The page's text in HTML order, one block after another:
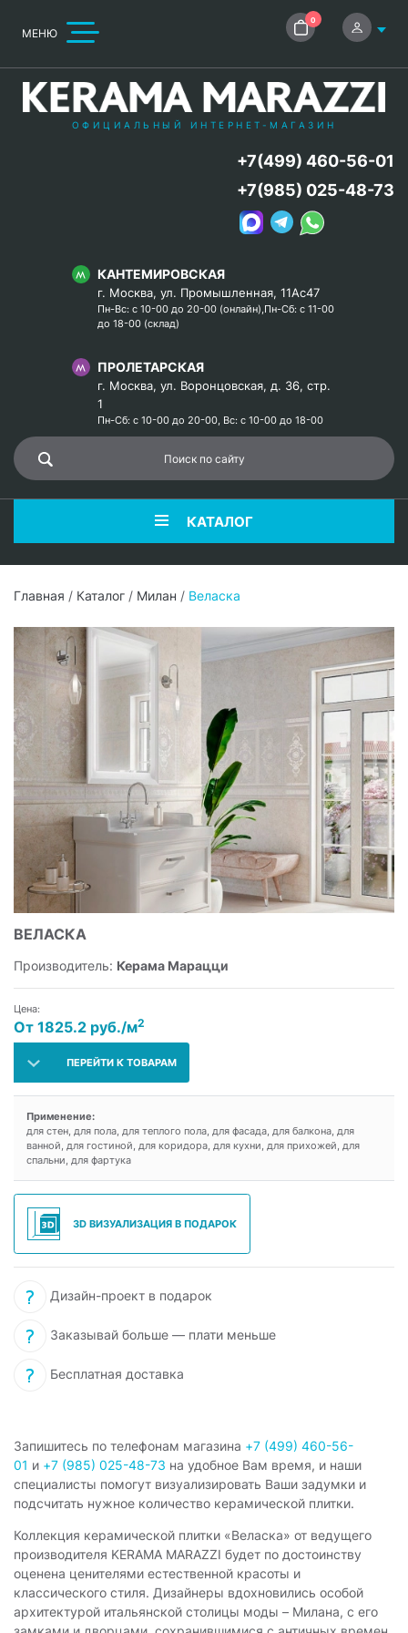
МЕНЮ
0
ОФИЦИАЛЬНЫЙ ИНТЕРНЕТ-МАГАЗИН
КАНТЕМИРОВСКАЯ
г. Москва, ул. Промышленная, 11Ас47
Пн-Вс: с 10-00 до 20-00 (онлайн),Пн-Сб: с 11-00
до 18-00 (склад)
ПРОЛЕТАРСКАЯ
г. Москва, ул. Воронцовская, д. 36, стр.
1
Пн-Сб: с 10-00 до 20-00, Вс: с 10-00 до 18-00
+7(499) 460-56-01
+7(985) 025-48-73
КАТАЛОГ
Главная / Каталог / Милан / Веласка
ВЕЛАСКА
Производитель: Керама Марацци
Цена:
От 1825.2 руб./м2
ПЕРЕЙТИ К ТОВАРАМ
Применение:
для стен, для пола, для теплого пола, для фасада, для балкона, для
ванной, для гостиной, для коридора, для кухни, для прихожей, для
спальни, для фартука
3D ВИЗУАЛИЗАЦИЯ В ПОДАРОК
Дизайн-проект в подарок
Заказывай больше — плати меньше
Бесплатная доставка
Запишитесь по телефонам магазина +7 (499) 460-56-
01 и +7 (985) 025-48-73 на удобное Вам время, и наши
специалисты помогут визуализировать Ваши задумки и
подсчитать нужное количество керамической плитки.
Коллекция керамической плитки «Веласка» от ведущего
производителя KERAMA MARAZZI будет по достоинству
оценена ценителями естественной красоты и
классического стиля. Дизайнеры вдохновились особой
архитектурой итальянской столицы моды – Милана, с его